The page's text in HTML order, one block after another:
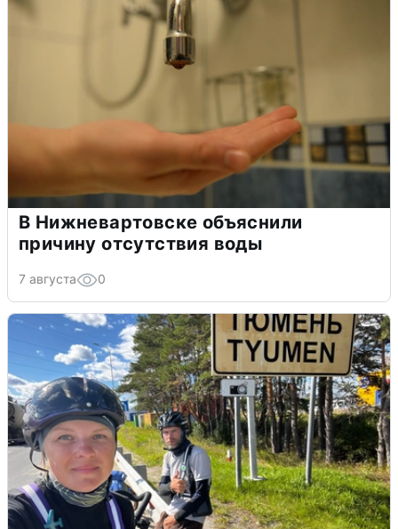
В Нижневартовске объяснили
причину отсутствия воды
7 августа 0